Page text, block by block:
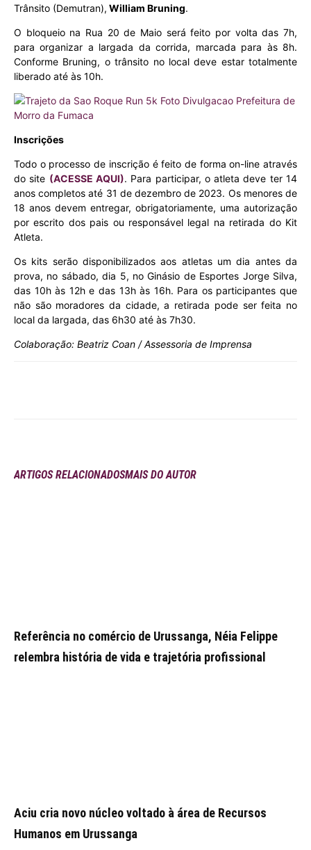
Trânsito (Demutran), William Bruning.
O bloqueio na Rua 20 de Maio será feito por volta das 7h,
para organizar a largada da corrida, marcada para às 8h.
Conforme Bruning, o trânsito no local deve estar totalmente
liberado até às 10h.
Inscrições
Todo o processo de inscrição é feito de forma on-line através
do site (ACESSE AQUI). Para participar, o atleta deve ter 14
anos completos até 31 de dezembro de 2023. Os menores de
18 anos devem entregar, obrigatoriamente, uma autorização
por escrito dos pais ou responsável legal na retirada do Kit
Atleta.
Os kits serão disponibilizados aos atletas um dia antes da
prova, no sábado, dia 5, no Ginásio de Esportes Jorge Silva,
das 10h às 12h e das 13h às 16h. Para os participantes que
não são moradores da cidade, a retirada pode ser feita no
local da largada, das 6h30 até às 7h30.
Colaboração: Beatriz Coan / Assessoria de Imprensa
ARTIGOS RELACIONADOSMAIS DO AUTOR
Referência no comércio de Urussanga, Néia Felippe
relembra história de vida e trajetória profissional
Aciu cria novo núcleo voltado à área de Recursos
Humanos em Urussanga